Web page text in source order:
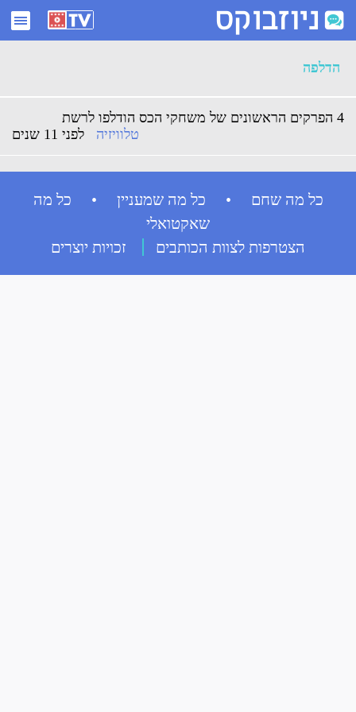
ארכיון הדלפה - ניוזבוקס
הדלפה
4 הפרקים הראשונים של משחקי הכס הודלפו לרשת
לפני 11 שנים
טלוויזיה
כל מה שחם • כל מה שמעניין • כל מה
שאקטואלי
הצטרפות לצוות הכותבים
זכויות יוצרים